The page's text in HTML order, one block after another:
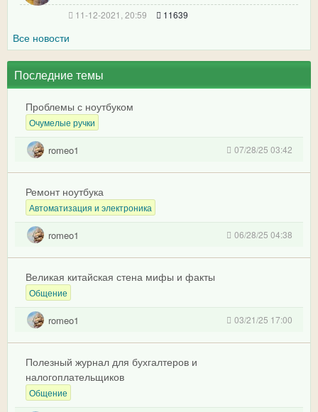
11-12-2021, 20:59 11639
Все новости
Последние темы
Проблемы с ноутбуком
Очумелые ручки
romeo1 07/28/25 03:42
Ремонт ноутбука
Автоматизация и электроника
romeo1 06/28/25 04:38
Великая китайская стена мифы и факты
Общение
romeo1 03/21/25 17:00
Полезный журнал для бухгалтеров и
налогоплательщиков
Общение